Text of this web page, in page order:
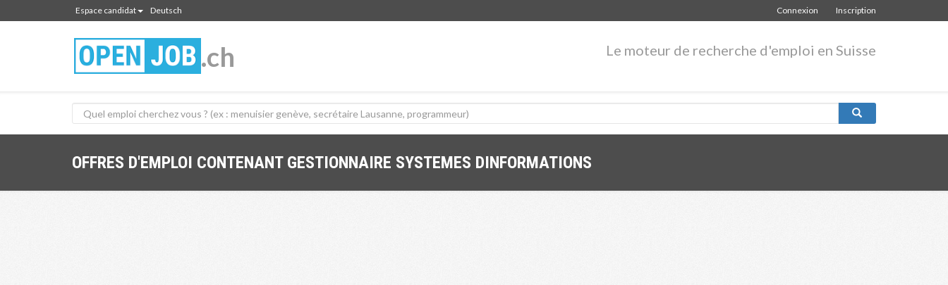
Espace candidat Deutsch Inscription
Connexion
.ch Le moteur de recherche d'emploi en Suisse
OFFRES D'EMPLOI CONTENANT GESTIONNAIRE SYSTEMES DINFORMATIONS